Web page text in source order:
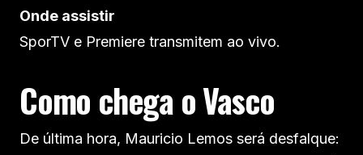
Onde assistir
SporTV e Premiere transmitem ao vivo.
Como chega o Vasco
De última hora, Mauricio Lemos será desfalque: